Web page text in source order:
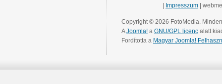
Impresszum |
Copyright © 2026 FotoMedia.
AJoomla! a GNU/GPL licenc alatt
Fordította a Magyar Joomla!